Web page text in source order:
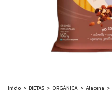
Inicio > DIETAS > ORGÁNICA > Alacena >